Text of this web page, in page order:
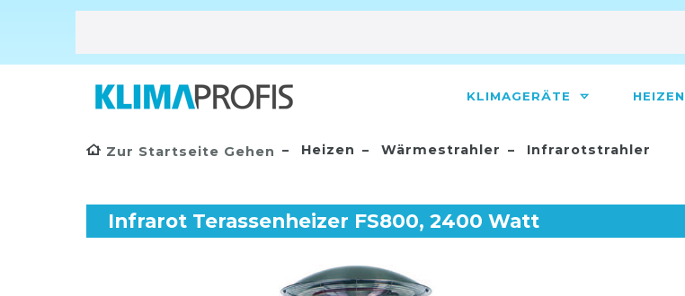
KLIMAGERÄTE HEIZEN
Zur Startseite Gehen Heizen Wärmestrahler Infrarotstrahler
Infrarot Terassenheizer FS800, 2400 Watt